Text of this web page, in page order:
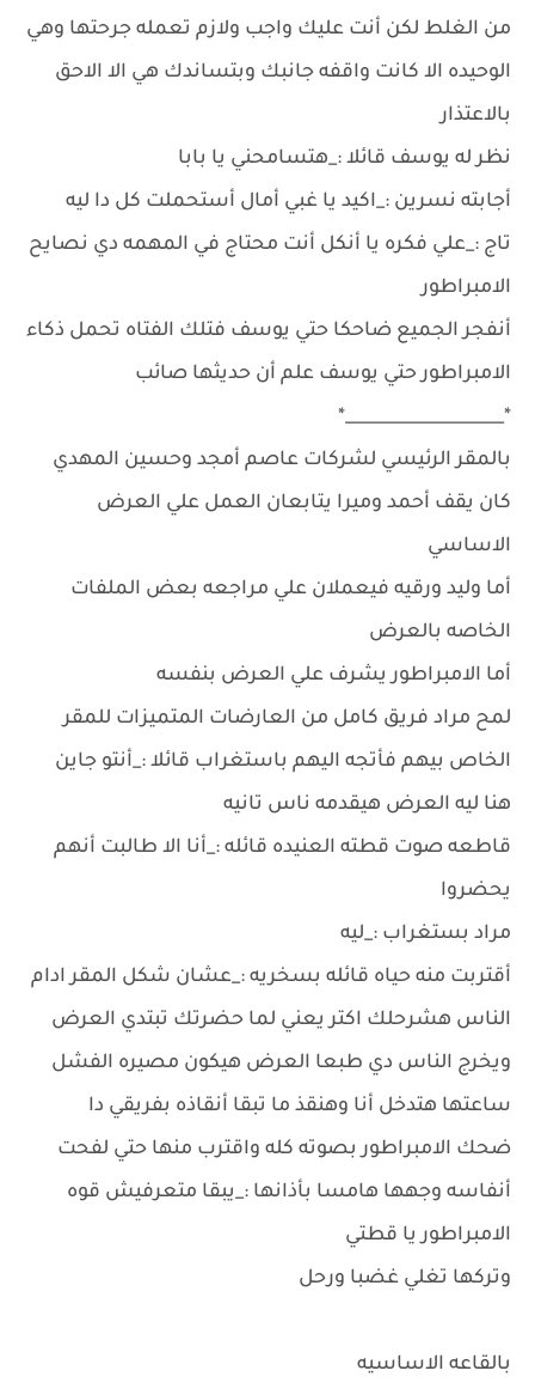
من الغلط لكن أنت عليك واجب ولازم تعمله جرحتها وهي
الوحيده الا كانت واقفه جانبك وبتساندك هي الا الاحق
بالاعتذار
نظر له يوسف قائلا :_هتسامحني يا بابا
أجابته نسرين :_اكيد يا غبي أمال أستحملت كل دا ليه
تاج :_علي فكره يا أنكل أنت محتاج في المهمه دي نصايح
الامبراطور
أنفجر الجميع ضاحكا حتي يوسف فتلك الفتاه تحمل ذكاء
الامبراطور حتي يوسف علم أن حديثها صائب
*___________________*
بالمقر الرئيسي لشركات عاصم أمجد وحسين المهدي
كان يقف أحمد وميرا يتابعان العمل علي العرض
الاساسي
أما وليد ورقيه فيعملان علي مراجعه بعض الملفات
الخاصه بالعرض
أما الامبراطور يشرف علي العرض بنفسه
لمح مراد فريق كامل من العارضات المتميزات للمقر
الخاص بيهم فأتجه اليهم باستغراب قائلا :_أنتو جاين
هنا ليه العرض هيقدمه ناس تانيه
قاطعه صوت قطته العنيده قائله :_أنا الا طالبت أنهم
يحضروا
مراد بستغراب :_ليه
أقتربت منه حياه قائله بسخريه :_عشان شكل المقر ادام
الناس هشرحلك اكتر يعني لما حضرتك تبتدي العرض
ويخرج الناس دي طبعا العرض هيكون مصيره الفشل
ساعتها هتدخل أنا وهنقذ ما تبقا أنقاذه بفريقي دا
ضحك الامبراطور بصوته كله واقترب منها حتي لفحت
أنفاسه وجهها هامسا بأذانها :_يبقا متعرفيش قوه
الامبراطور يا قطتي
وتركها تغلي غضبا ورحل
بالقاعه الاساسيه